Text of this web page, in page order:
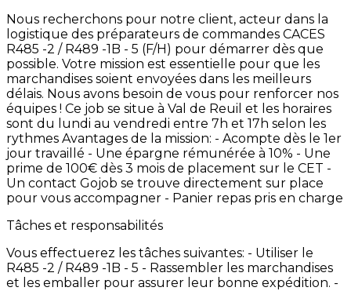
Nous recherchons pour notre client, acteur dans la
logistique des préparateurs de commandes CACES
R485 -2 / R489 -1B - 5 (F/H) pour démarrer dès que
possible. Votre mission est essentielle pour que les
marchandises soient envoyées dans les meilleurs
délais. Nous avons besoin de vous pour renforcer nos
équipes ! Ce job se situe à Val de Reuil et les horaires
sont du lundi au vendredi entre 7h et 17h selon les
rythmes Avantages de la mission: - Acompte dès le 1er
jour travaillé - Une épargne rémunérée à 10% - Une
prime de 100€ dès 3 mois de placement sur le CET -
Un contact Gojob se trouve directement sur place
pour vous accompagner - Panier repas pris en charge
Tâches et responsabilités
Vous effectuerez les tâches suivantes: - Utiliser le
R485 -2 / R489 -1B - 5 - Rassembler les marchandises
et les emballer pour assurer leur bonne expédition. -